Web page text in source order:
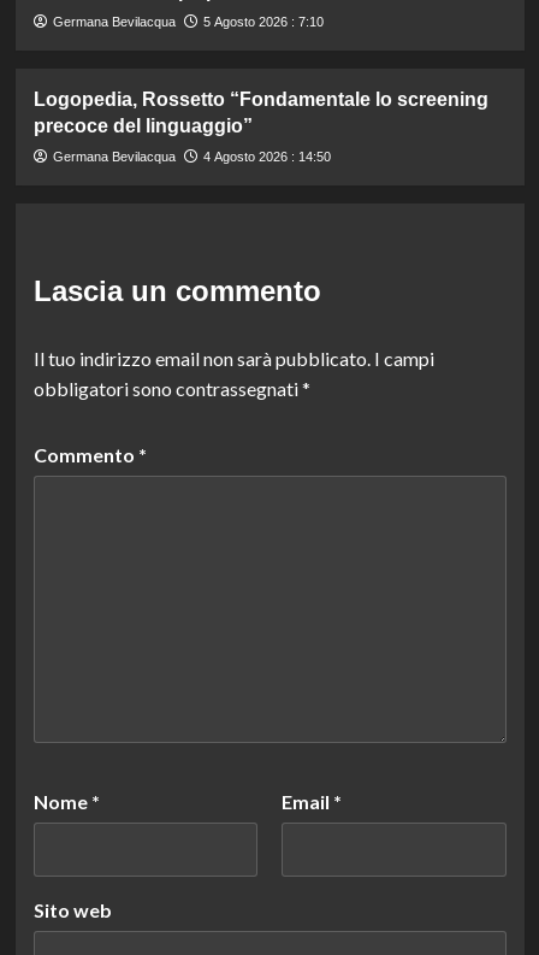
Germana Bevilacqua 5 Agosto 2026 : 7:10
Logopedia, Rossetto “Fondamentale lo screening
precoce del linguaggio”
Germana Bevilacqua 4 Agosto 2026 : 14:50
Lascia un commento
Il tuo indirizzo email non sarà pubblicato. I campi
obbligatori sono contrassegnati*
Commento *
Nome * Email *
Sito web